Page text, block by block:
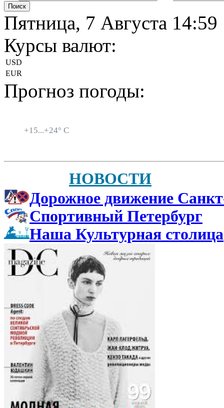
Пятница, 7 Августа 14:59
Курсы валют:
USD
EUR
Прогноз погоды:
+15...+24° C
НОВОСТИ
Дорожное движение
Спортивный Петербург
Наша Культурная столица